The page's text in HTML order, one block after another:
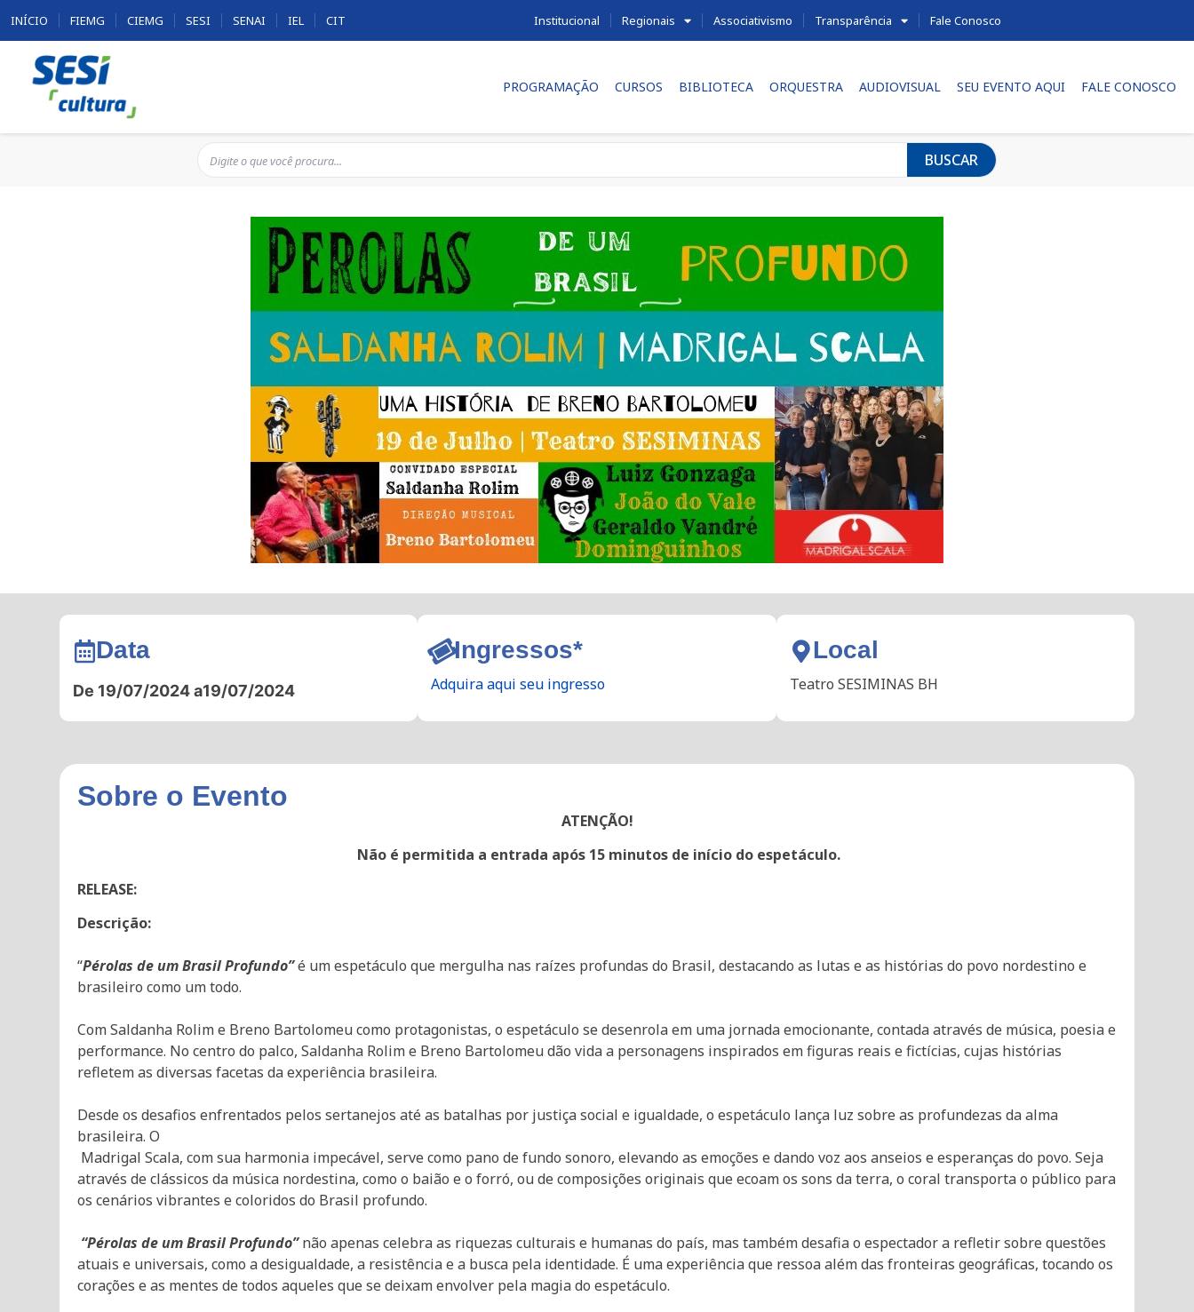
INÍCIO FIEMG CIEMG SESI SENAI IEL CIT Institucional Regionais Associativismo Transparência Fale Conosco
PROGRAMAÇÃO CURSOS BIBLIOTECA ORQUESTRA AUDIOVISUAL SEU EVENTO AQUI FALE CONOSCO
BUSCAR
Data
De 19/07/2024 a19/07/2024
Ingressos*
Adquira aqui seu ingresso
Local
Teatro SESIMINAS BH
Sobre o Evento
ATENÇÃO!
Não é permitida a entrada após 15 minutos de início do espetáculo.
RELEASE:
Descrição:
“Pérolas de um Brasil Profundo”é um espetáculo que mergulha nas raízes profundas do Brasil, destacando as lutas e as histórias do povo nordestino e
brasileiro como um todo.
Com Saldanha Rolim e Breno Bartolomeu como protagonistas, o espetáculo se desenrola em uma jornada emocionante, contada através de música, poesia e
performance. No centro do palco, Saldanha Rolim e Breno Bartolomeu dão vida a personagens inspirados em figuras reais e fictícias, cujas histórias
refletem as diversas facetas da experiência brasileira.
Desde os desafios enfrentados pelos sertanejos até as batalhas por justiça social e igualdade, o espetáculo lança luz sobre as profundezas da alma
brasileira. O
Madrigal Scala, com sua harmonia impecável, serve como pano de fundo sonoro, elevando as emoções e dando voz aos anseios e esperanças do povo. Seja
através de clássicos da música nordestina, como o baião e o forró, ou de composições originais que ecoam os sons da terra, o coral transporta o público para
os cenários vibrantes e coloridos do Brasil profundo.
“Pérolas de um Brasil Profundo”não apenas celebra as riquezas culturais e humanas do país, mas também desafia o espectador a refletir sobre questões
atuais e universais, como a desigualdade, a resistência e a busca pela identidade. É uma experiência que ressoa além das fronteiras geográficas, tocando os
corações e as mentes de todos aqueles que se deixam envolver pela magia do espetáculo.